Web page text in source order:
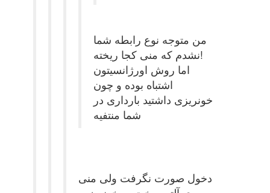
من متوجه نوع رابطه شما
نشدم که منی کجا ریخته!
اما روش اورژانسیتون
اشتباه بوده و چون
خونریزی داشتید بارداری در
شما منتفیه
دخول صورت نگرفت ولی منی